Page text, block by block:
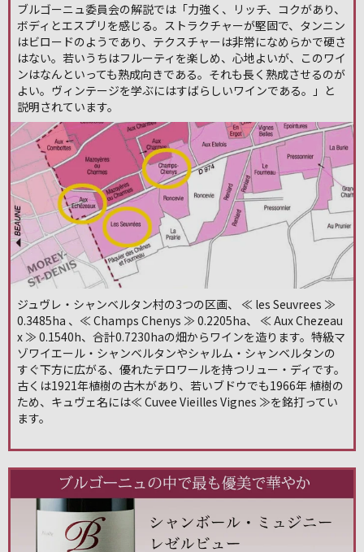
ブルゴーニュ委員会の解説では「力強く、リッチ、コクがあり、
ボディとエスプリを感じる。ストラクチャーが堅固で、タンニン
はビロードのようであり、テクスチャーは非常になめらかで硬さ
はない。若いうちはフルーティを楽しめ、心地よいが、このワイ
ンはなんといっても熟成向きである。それも長く熟成させるのが
よい。ヴィンテージを学ぶにはすばらしいワインである。」と
説明されています。
ジュヴレ・シャンベルタン村の3つの区画、 ≪ les Seuvrees ≫
0.3485ha 、≪ Champs Chenys ≫ 0.2205ha、 ≪ Aux Chezeau
x ≫ 0.1540h、合計0.7230haの畑からワインを造ります。特級マ
ゾワイエール・シャンベルタンやシャルム・シャンベルタンの
すぐ下方に広がる、優れたテロワールを持つリュー・ディです。
古くは1921年植樹の古木があり、若いブドウでも1966年 植樹の
ため、キュヴェ名には≪ Cuvee Vieilles Vignes ≫を銘打ってい
ます。